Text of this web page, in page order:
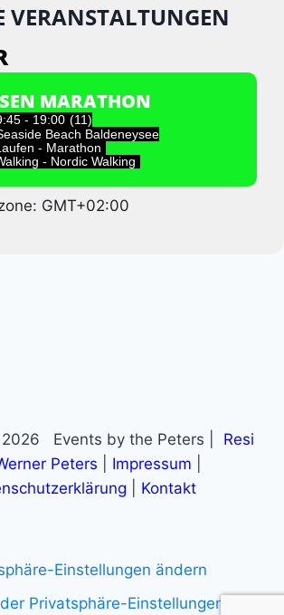
VERANSTALTUNGEN
MARATHON
- 19:00 (11)
Beach Baldeneysee
- Marathon
- Nordic Walking
GMT+02:00
Events by the Peters |
Resi
Peters
Impressum
Kontakt
Einstellungen ändern
Privatsphäre-Einstellungen